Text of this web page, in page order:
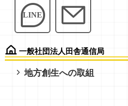
LINE
一般社団法人田舎通信局
地方創生への取組